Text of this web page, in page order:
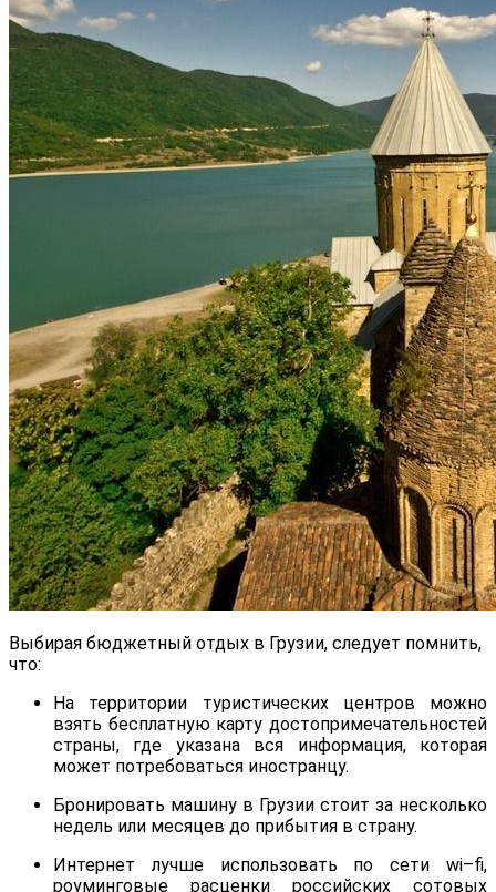
Выбирая бюджетный отдых в Грузии, следует помнить,
что:
На территории туристических центров можно
взять бесплатную карту достопримечательностей
страны, где указана вся информация, которая
может потребоваться иностранцу.
Бронировать машину в Грузии стоит за несколько
недель или месяцев до прибытия в страну.
Интернет лучше использовать по сети wi–fi,
роуминговые расценки российских сотовых